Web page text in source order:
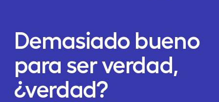
Demasiado bueno
para ser verdad,
¿verdad?